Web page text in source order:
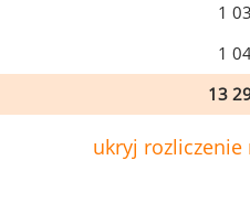
1
1
13
ukryj rozliczenie